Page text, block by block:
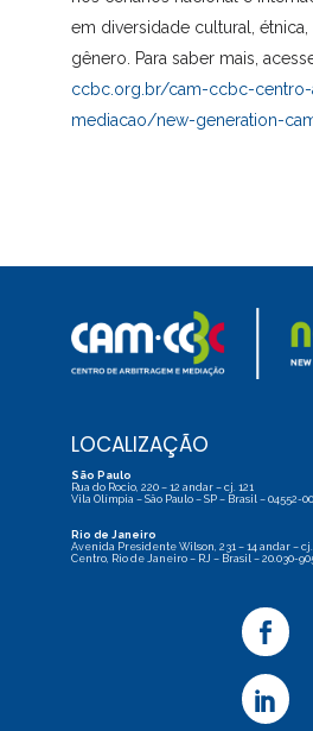
em diversidade cultural,
gênero. Para saber mais,
ccbc.org.br/cam-ccbc-centro-
mediacao/new-generation-
LOCALIZAÇÃO
São Paulo
Rua do Rocio, 220 – 12 andar – cj. 121
Vila Olímpia – São Paulo – SP – Brasil – 04552-
Rio de Janeiro
Avenida Presidente Wilson, 231 – 14 andar – cj.
Centro, Rio de Janeiro – RJ – Brasil – 20.030-